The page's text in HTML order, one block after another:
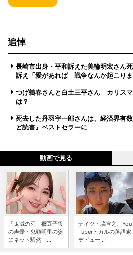
追悼
長崎市出身・平和訴えた美輪明宏さん
訴え「愛があれば 戦争なんか起こりま
つげ義春さんと白土三平さん カリス
は？
死去した丹羽宇一郎さんは、経済界有
ど読書』ベストセラーに
動画で見る
「鬼滅の刃」禰豆子役
の声優・鬼頭明里の姿
にネット騒然 ...
ナイツ・塙宣之、You
Tuberヒカルの落語家
デビュー...